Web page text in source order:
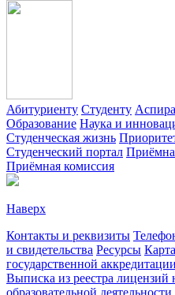
Абитуриенту Студенту
Образование Наука и
Студенческая жизнь
Студенческий портал
Приёмная комиссия
Наверх
Контакты и реквизиты
и свидетельства Ресурсы
государственной
Выписка из реестра лицензий
образовательной деятельности